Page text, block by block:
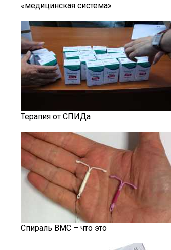
«медицинская система»
Терапия от СПИДа
Спираль ВМС – что это